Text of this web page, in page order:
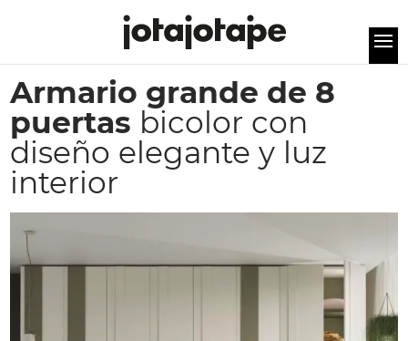
Armario grande de 8
puertas bicolor con
diseño elegante y luz
interior